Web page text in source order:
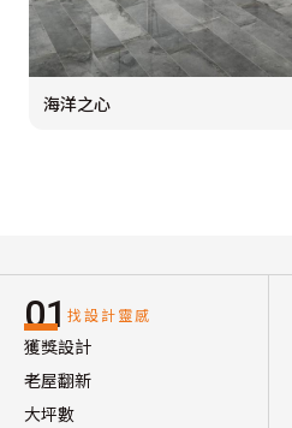
海洋之心
01 找設計靈感
獲獎設計
老屋翻新
大坪數